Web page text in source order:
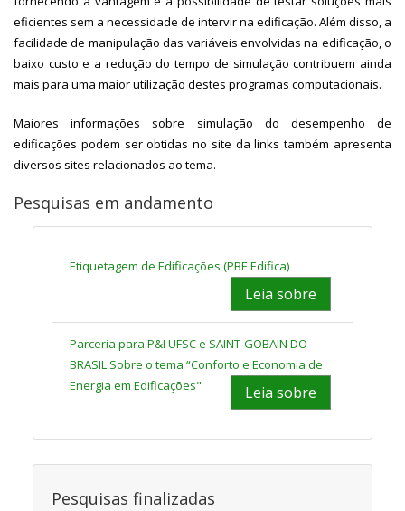
eficientes sem a necessidade de intervir na edificação. Além disso, a
facilidade de manipulação das variáveis envolvidas na edificação, o
baixo custo e a redução do tempo de simulação contribuem ainda
mais para uma maior utilização destes programas computacionais.
Maiores informações sobre simulação do desempenho de
edificações podem ser obtidas no site da links também apresenta
diversos sites relacionados ao tema.
Pesquisas em andamento
Etiquetagem de Edificações (PBE Edifica)
Leia sobre
Parceria para P&I UFSC e SAINT-GOBAIN DO
BRASIL Sobre o tema “Conforto e Economia de
Energia em Edificações"
Leia sobre
Pesquisas finalizadas